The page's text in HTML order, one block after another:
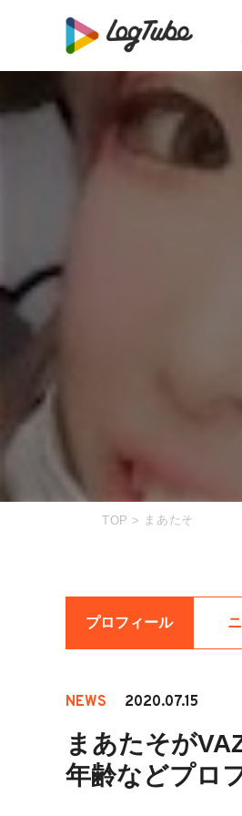
TOP > まあたそ
プロフィール
NEWS 2020.07.15
まあたそが
年齢などプロ